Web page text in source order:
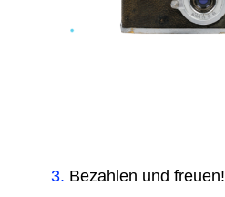
3. Bezahlen und freuen!